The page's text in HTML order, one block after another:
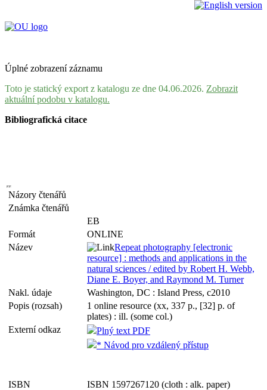
Úplné zobrazení záznamu
Toto je statický export z katalogu ze dne 04.06.2026. Zobrazit
aktuální podobu v katalogu.
Bibliografická citace
Názory čtenářů
Známka čtenářů
EB
Formát
ONLINE
Název
Repeat photography [electronic
resource] : methods and applications in the
natural sciences / edited by Robert H. Webb,
Diane E. Boyer, and Raymond M. Turner
Nakl. údaje
Washington, DC : Island Press, c2010
Popis (rozsah)
1 online resource (xx, 337 p., [32] p. of
plates) : ill. (some col.)
Externí odkaz
Plný text PDF
* Návod pro vzdálený přístup
ISBN
ISBN 1597267120 (cloth : alk. paper)